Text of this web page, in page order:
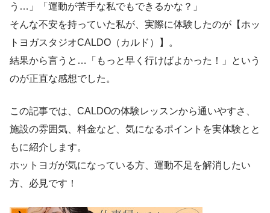
う…」「運動が苦手な私でもできるかな？」
そんな不安を持っていた私が、実際に体験したのが【ホッ
トヨガスタジオCALDO（カルド）】。
結果から言うと…「もっと早く行けばよかった！」という
のが正直な感想でした。
この記事では、CALDOの体験レッスンから通いやすさ、
施設の雰囲気、料金など、気になるポイントを実体験とと
もに紹介します。
ホットヨガが気になっている方、運動不足を解消したい
方、必見です！